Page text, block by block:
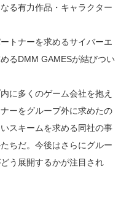
る有力作品・キャラクター
トナーを求めるサイバーエ
るDMM GAMESが結びつい
に多くのゲーム会社を抱え
ーをグループ外に求めたの
スキームを求める同社の事
ちだ。今後はさらにグルー
う展開するかが注目され